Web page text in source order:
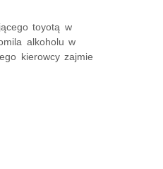
toyotą w
alkoholu w
kierowcy zajmie